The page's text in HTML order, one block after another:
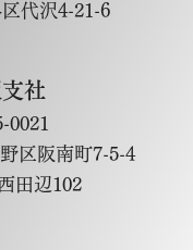
代沢4-21-6
社
0021
区阪南町7-5-4
田辺102